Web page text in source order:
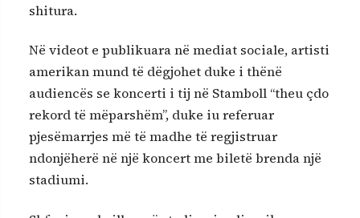
shitura.
Në videot e publikuara në mediat sociale, artisti
amerikan mund të dëgjohet duke i thënë
audiencës se koncerti i tij në Stamboll “theu çdo
rekord të mëparshëm”, duke iu referuar
pjesëmarrjes më të madhe të regjistruar
ndonjëherë në një koncert me biletë brenda një
stadiumi.